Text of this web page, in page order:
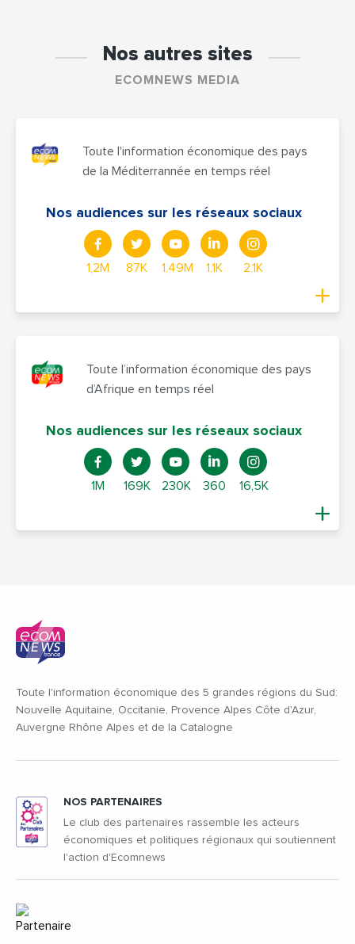
Nos autres sites
ECOMNEWS MEDIA
Toute l'information économique des pays
de la Méditerrannée en temps réel
Nos audiences sur les réseaux sociaux
1,2M 87K 1,49M 1,1K 2,1K
Toute l’information économique des pays
d’Afrique en temps réel
Nos audiences sur les réseaux sociaux
1M 169K 230K 360 16,5K
Toute l'information économique des 5 grandes régions du Sud:
Nouvelle Aquitaine, Occitanie, Provence Alpes Côte d'Azur,
Auvergne Rhône Alpes et de la Catalogne
NOS PARTENAIRES
Le club des partenaires rassemble les acteurs
économiques et politiques régionaux qui soutiennent
l'action d'Ecomnews